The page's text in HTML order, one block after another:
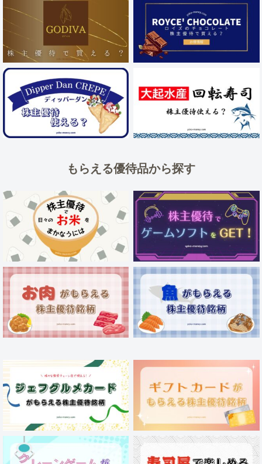
もらえる優待品から探す